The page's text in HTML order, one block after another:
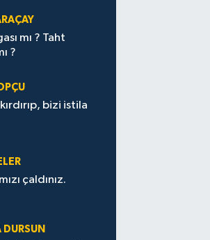
mı ? Taht
?
bizi istila
çaldınız.
DURSUN